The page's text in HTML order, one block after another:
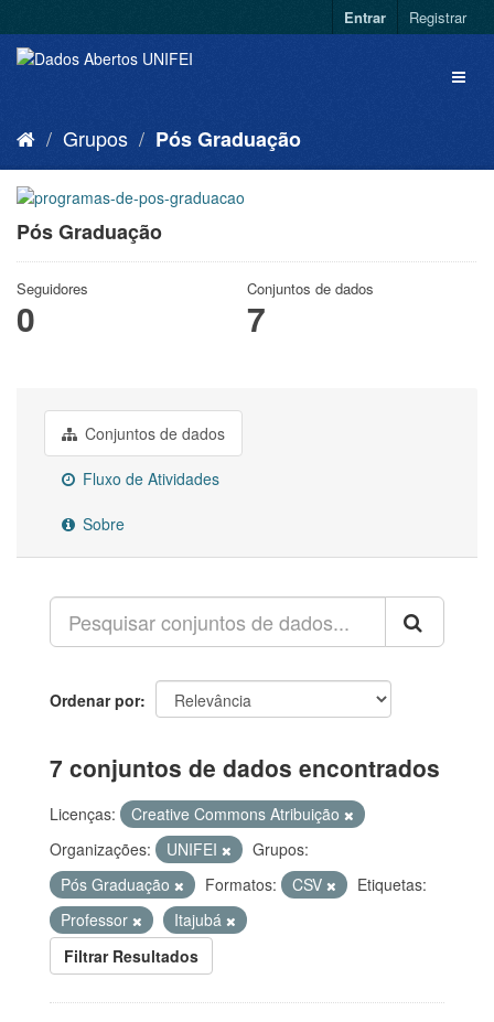
Entrar Registrar
Grupos Pós Graduação
Pós Graduação
Seguidores
0
Conjuntos de dados
7
Conjuntos de dados
Fluxo de Atividades
Sobre
Ordenar por
7 conjuntos de dados encontrados
Licenças:
Creative Commons Atribuição
Organizações:
UNIFEI
Grupos:
Pós Graduação
Formatos: CSV
Etiquetas:
Professor
Itajubá
Filtrar Resultados